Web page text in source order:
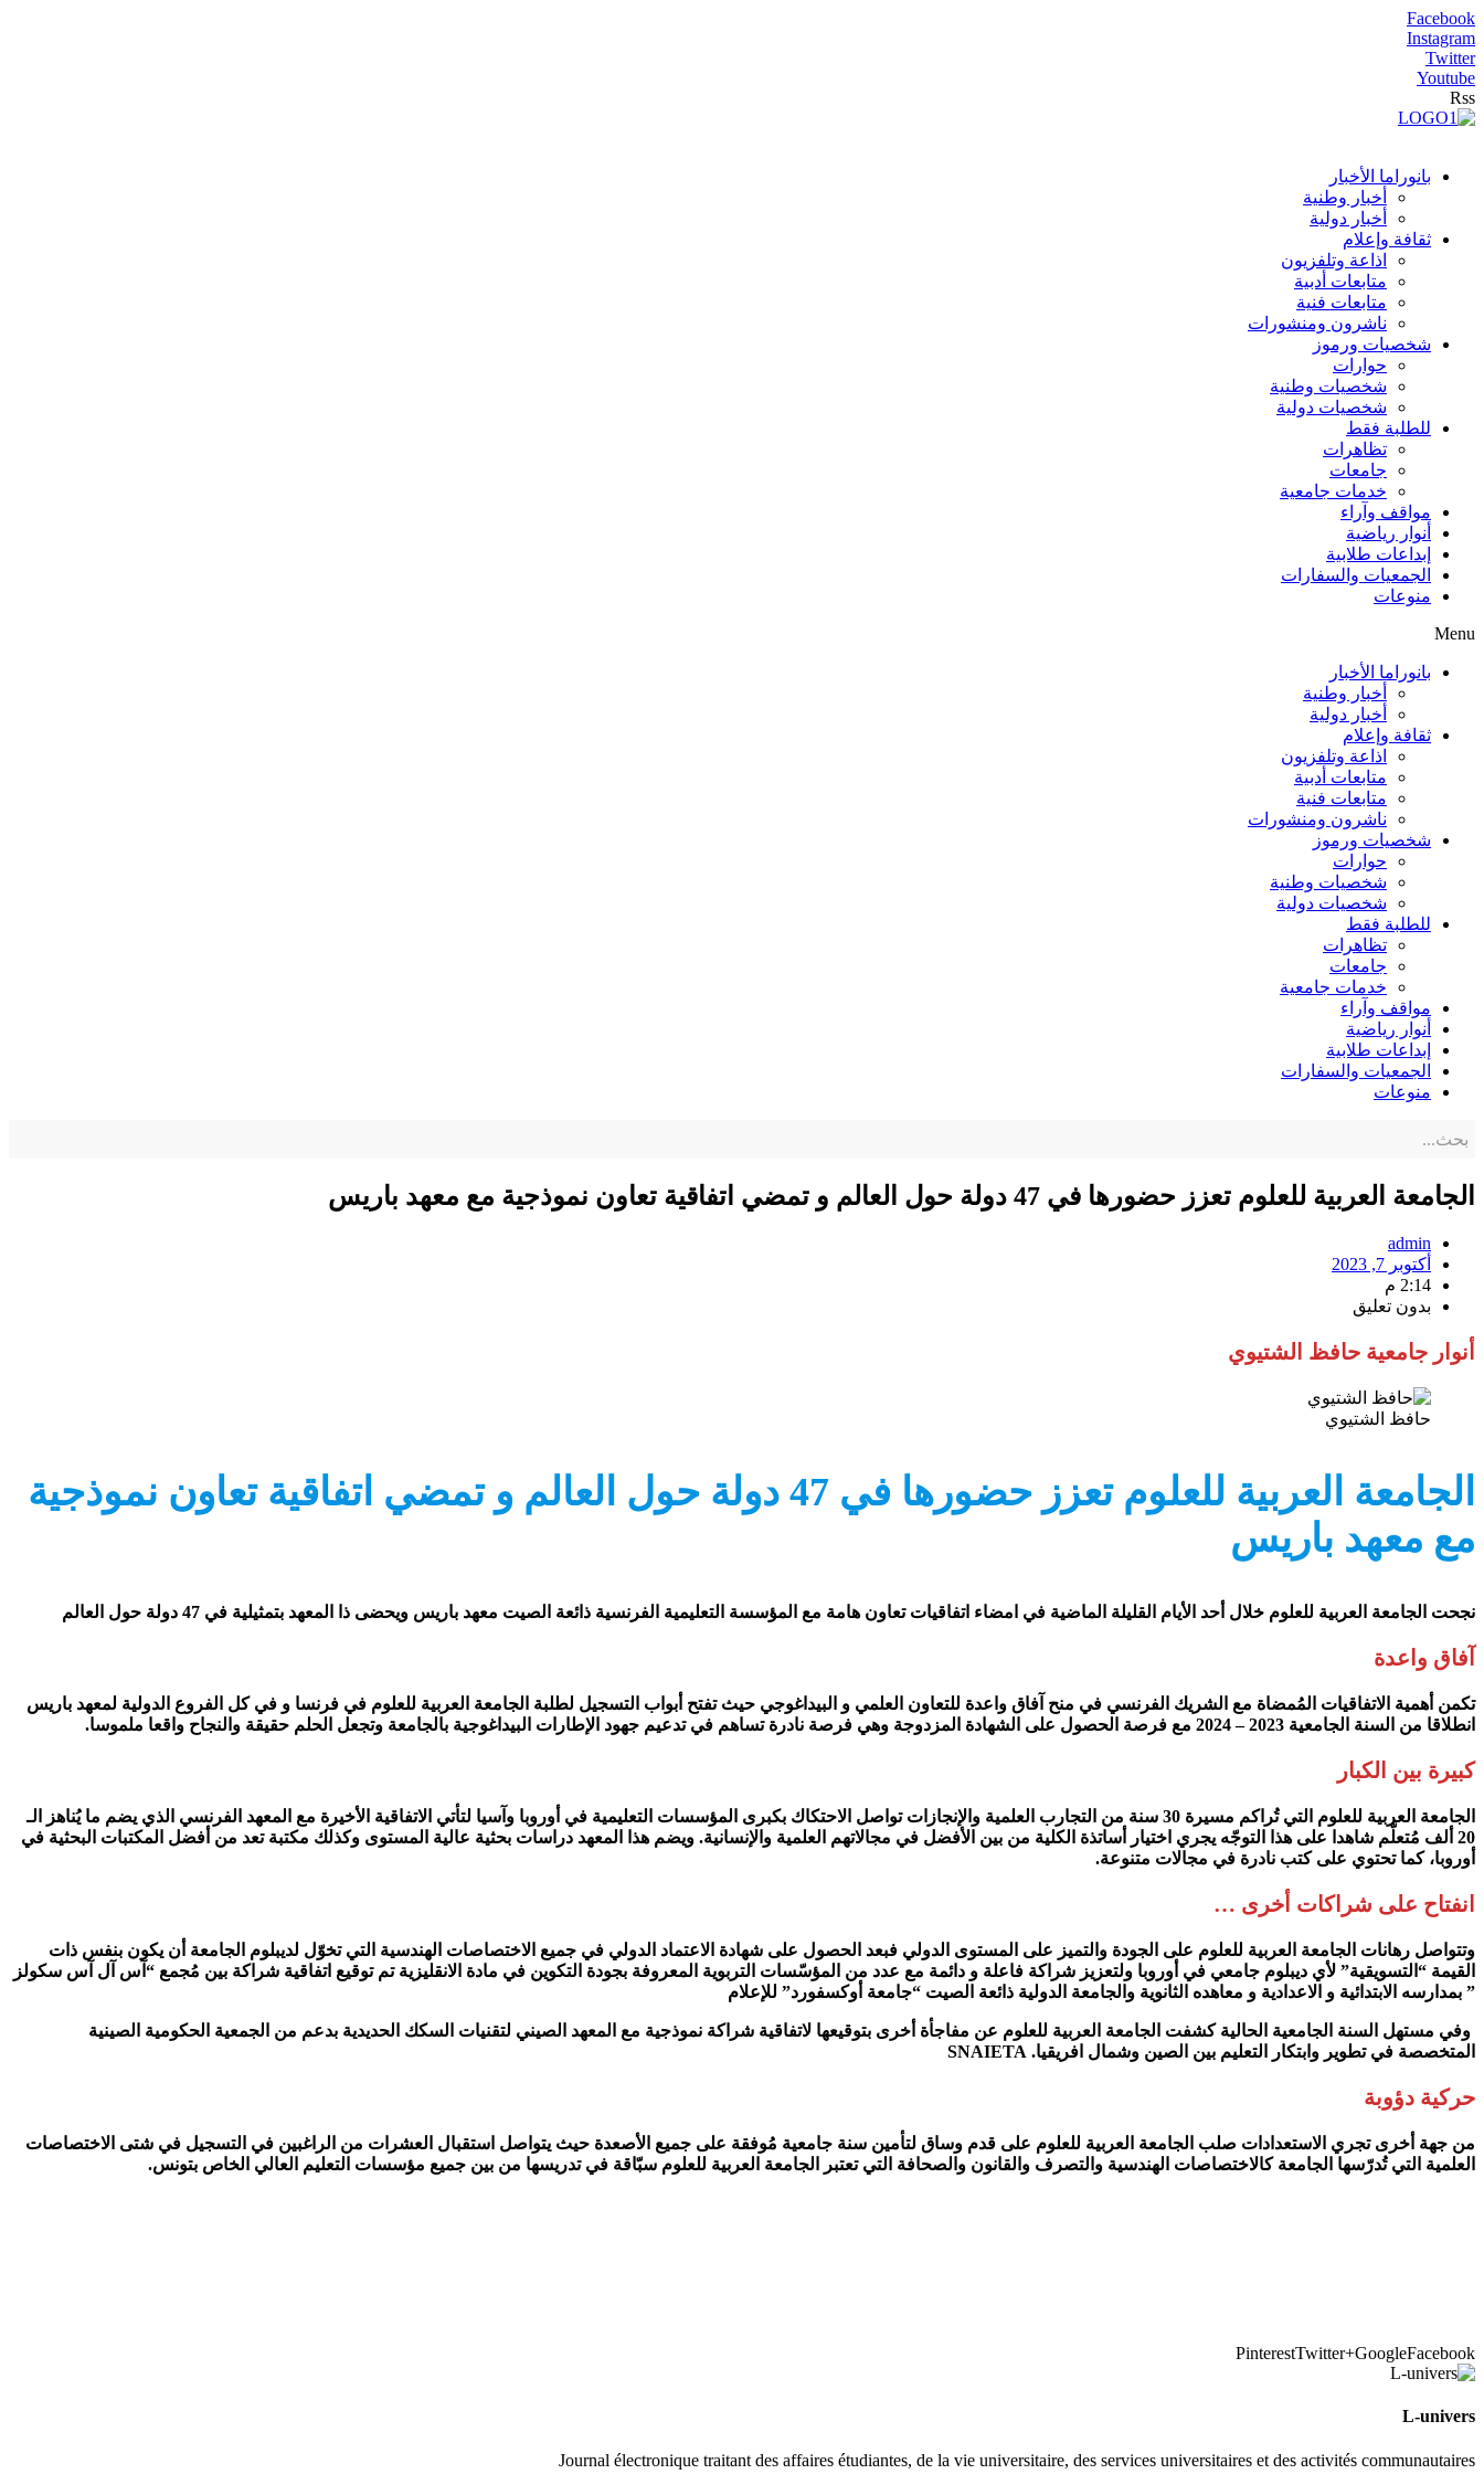
Facebook
Instagram
Twitter
Youtube
Rss
بانوراما الأخبار
أخبار وطنية
أخبار دولية
ثقافة وإعلام
اذاعة وتلفزيون
متابعات أدبية
متابعات فنية
ناشرون ومنشورات
شخصيات ورموز
حوارات
شخصيات وطنية
شخصيات دولية
للطلبة فقط
تظاهرات
جامعات
خدمات جامعية
مواقف وآراء
أنوار رياضية
إبداعات طلابية
الجمعيات والسفارات
منوعات
Menu
بانوراما الأخبار
أخبار وطنية
أخبار دولية
ثقافة وإعلام
اذاعة وتلفزيون
متابعات أدبية
متابعات فنية
ناشرون ومنشورات
شخصيات ورموز
حوارات
شخصيات وطنية
شخصيات دولية
للطلبة فقط
تظاهرات
جامعات
خدمات جامعية
مواقف وآراء
أنوار رياضية
إبداعات طلابية
الجمعيات والسفارات
منوعات
الجامعة العربية للعلوم تعزز حضورها في 47 دولة حول العالم و تمضي اتفاقية تعاون نموذجية مع معهد باريس
admin
أكتوبر 7, 2023
2:14 م
بدون تعليق
أنوار جامعية حافظ الشتيوي
حافظ الشتيوي
الجامعة العربية للعلوم تعزز حضورها في 47 دولة حول العالم و تمضي اتفاقية تعاون نموذجية
مع معهد باريس
نجحت الجامعة العربية للعلوم خلال أحد الأيام القليلة الماضية في امضاء اتفاقيات تعاون هامة مع المؤسسة التعليمية الفرنسية ذائعة الصيت معهد باريس ويحضى ذا المعهد بتمثيلية في 47 دولة حول العالم
آفاق واعدة
تكمن أهمية الاتفاقيات المُمضاة مع الشريك الفرنسي في منح آفاق واعدة للتعاون العلمي و البيداغوجي حيث تفتح أبواب التسجيل لطلبة الجامعة العربية للعلوم في فرنسا و في كل الفروع الدولية لمعهد باريس
انطلاقا من السنة الجامعية 2023 – 2024 مع فرصة الحصول على الشهادة المزدوجة وهي فرصة نادرة تساهم في تدعيم جهود الإطارات البيداغوجية بالجامعة وتجعل الحلم حقيقة والنجاح واقعا ملموسا.
كبيرة بين الكبار
الجامعة العربية للعلوم التي تُراكم مسيرة 30 سنة من التجارب العلمية والإنجازات تواصل الاحتكاك بكبرى المؤسسات التعليمية في أوروبا وآسيا لتأتي الاتفاقية الأخيرة مع المعهد الفرنسي الذي يضم ما يُناهز الـ
20 ألف مُتعلّم شاهدا على هذا التوجّه يجري اختيار أساتذة الكلية من بين الأفضل في مجالاتهم العلمية والإنسانية. ويضم هذا المعهد دراسات بحثية عالية المستوى وكذلك مكتبة تعد من أفضل المكتبات البحثية في
أوروبا، كما تحتوي على كتب نادرة في مجالات متنوعة.
انفتاح على شراكات أخرى …
وتتواصل رهانات الجامعة العربية للعلوم على الجودة والتميز على المستوى الدولي فبعد الحصول على شهادة الاعتماد الدولي في جميع الاختصاصات الهندسية التي تخوّل لديبلوم الجامعة أن يكون بنفس ذات
القيمة “التسويقية” لأي ديبلوم جامعي في أوروبا ولتعزيز شراكة فاعلة و دائمة مع عدد من المؤسّسات التربوية المعروفة بجودة التكوين في مادة الانقليزية تم توقيع اتفاقية شراكة بين مُجمع “آس آل آس سكولز
” بمدارسه الابتدائية و الاعدادية و معاهده الثانوية والجامعة الدولية ذائعة الصيت “جامعة أوكسفورد” للإعلام
وفي مستهل السنة الجامعية الحالية كشفت الجامعة العربية للعلوم عن مفاجأة أخرى بتوقيعها لاتفاقية شراكة نموذجية مع المعهد الصيني لتقنيات السكك الحديدية بدعم من الجمعية الحكومية الصينية
المتخصصة في تطوير وابتكار التعليم بين الصين وشمال افريقيا. SNAIETA
حركية دؤوبة
من جهة أخرى تجري الاستعدادات صلب الجامعة العربية للعلوم على قدم وساق لتأمين سنة جامعية مُوفقة على جميع الأصعدة حيث يتواصل استقبال العشرات من الراغبين في التسجيل في شتى الاختصاصات
العلمية التي تُدرّسها الجامعة كالاختصاصات الهندسية والتصرف والقانون والصحافة التي تعتبر الجامعة العربية للعلوم سبّاقة في تدريسها من بين جميع مؤسسات التعليم العالي الخاص بتونس.
Facebook
Google+
Twitter
Pinterest
L-univers
Journal électronique traitant des affaires étudiantes, de la vie universitaire, des services universitaires et des activités communautaires